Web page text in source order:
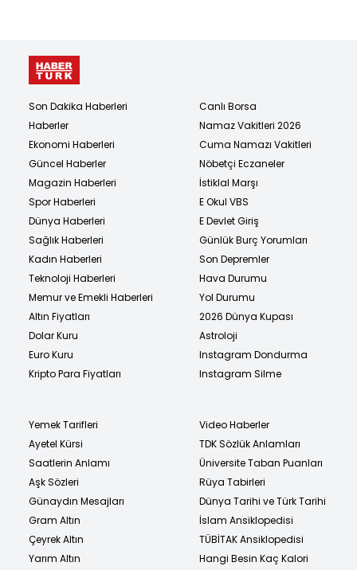
Son Dakika Haberleri
Haberler
Ekonomi Haberleri
Güncel Haberler
Magazin Haberleri
Spor Haberleri
Dünya Haberleri
Sağlık Haberleri
Kadın Haberleri
Teknoloji Haberleri
Memur ve Emekli Haberleri
Altın Fiyatları
Dolar Kuru
Euro Kuru
Kripto Para Fiyatları
Canlı Borsa
Namaz Vakitleri 2026
Cuma Namazı Vakitleri
Nöbetçi Eczaneler
İstiklal Marşı
E Okul VBS
E Devlet Giriş
Günlük Burç Yorumları
Son Depremler
Hava Durumu
Yol Durumu
2026 Dünya Kupası
Astroloji
Instagram Dondurma
Instagram Silme
Yemek Tarifleri
Ayetel Kürsi
Saatlerin Anlamı
Aşk Sözleri
Günaydın Mesajları
Gram Altın
Çeyrek Altın
Yarım Altın
Video Haberler
TDK Sözlük Anlamları
Üniversite Taban Puanları
Rüya Tabirleri
Dünya Tarihi ve Türk Tarihi
İslam Ansiklopedisi
TÜBİTAK Ansiklopedisi
Hangi Besin Kaç Kalori